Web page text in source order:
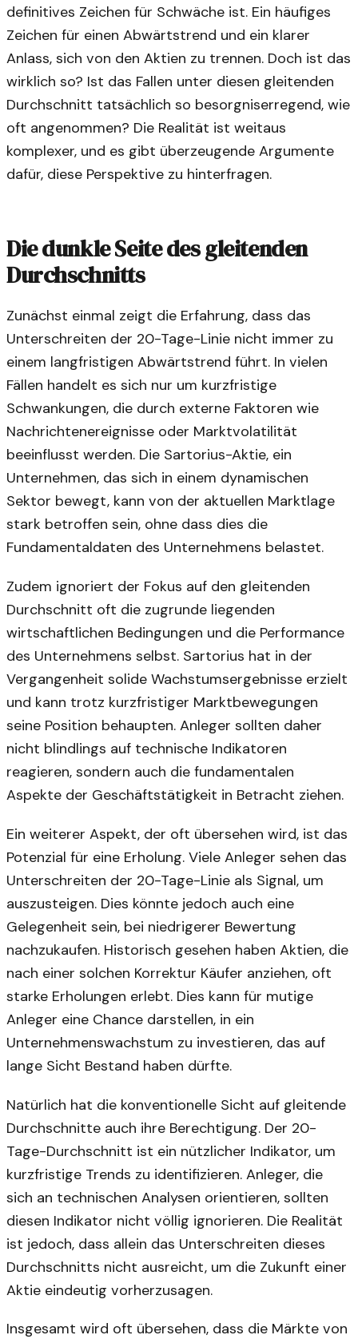
definitives Zeichen für Schwäche ist. Ein häufiges
Zeichen für einen Abwärtstrend und ein klarer
Anlass, sich von den Aktien zu trennen. Doch ist das
wirklich so? Ist das Fallen unter diesen gleitenden
Durchschnitt tatsächlich so besorgniserregend, wie
oft angenommen? Die Realität ist weitaus
komplexer, und es gibt überzeugende Argumente
dafür, diese Perspektive zu hinterfragen.
Die dunkle Seite des gleitenden
Durchschnitts
Zunächst einmal zeigt die Erfahrung, dass das
Unterschreiten der 20-Tage-Linie nicht immer zu
einem langfristigen Abwärtstrend führt. In vielen
Fällen handelt es sich nur um kurzfristige
Schwankungen, die durch externe Faktoren wie
Nachrichtenereignisse oder Marktvolatilität
beeinflusst werden. Die Sartorius-Aktie, ein
Unternehmen, das sich in einem dynamischen
Sektor bewegt, kann von der aktuellen Marktlage
stark betroffen sein, ohne dass dies die
Fundamentaldaten des Unternehmens belastet.
Zudem ignoriert der Fokus auf den gleitenden
Durchschnitt oft die zugrunde liegenden
wirtschaftlichen Bedingungen und die Performance
des Unternehmens selbst. Sartorius hat in der
Vergangenheit solide Wachstumsergebnisse erzielt
und kann trotz kurzfristiger Marktbewegungen
seine Position behaupten. Anleger sollten daher
nicht blindlings auf technische Indikatoren
reagieren, sondern auch die fundamentalen
Aspekte der Geschäftstätigkeit in Betracht ziehen.
Ein weiterer Aspekt, der oft übersehen wird, ist das
Potenzial für eine Erholung. Viele Anleger sehen das
Unterschreiten der 20-Tage-Linie als Signal, um
auszusteigen. Dies könnte jedoch auch eine
Gelegenheit sein, bei niedrigerer Bewertung
nachzukaufen. Historisch gesehen haben Aktien, die
nach einer solchen Korrektur Käufer anziehen, oft
starke Erholungen erlebt. Dies kann für mutige
Anleger eine Chance darstellen, in ein
Unternehmenswachstum zu investieren, das auf
lange Sicht Bestand haben dürfte.
Natürlich hat die konventionelle Sicht auf gleitende
Durchschnitte auch ihre Berechtigung. Der 20-
Tage-Durchschnitt ist ein nützlicher Indikator, um
kurzfristige Trends zu identifizieren. Anleger, die
sich an technischen Analysen orientieren, sollten
diesen Indikator nicht völlig ignorieren. Die Realität
ist jedoch, dass allein das Unterschreiten dieses
Durchschnitts nicht ausreicht, um die Zukunft einer
Aktie eindeutig vorherzusagen.
Insgesamt wird oft übersehen, dass die Märkte von